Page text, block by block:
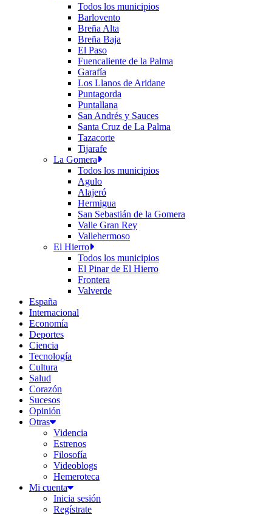
Todos los municipios
Barlovento
Breña Alta
Breña Baja
El Paso
Fuencaliente de la Palma
Garafía
Los Llanos de Aridane
Puntagorda
Puntallana
San Andrés y Sauces
Santa Cruz de La Palma
Tazacorte
Tijarafe
La Gomera
Todos los municipios
Agulo
Alajeró
Hermigua
San Sebastián de la Gomera
Valle Gran Rey
Vallehermoso
El Hierro
Todos los municipios
El Pinar de El Hierro
Frontera
Valverde
España
Internacional
Economía
Deportes
Ciencia
Tecnología
Cultura
Salud
Corazón
Sucesos
Opinión
Otras
Videncia
Estrenos
Filosofía
Videoblogs
Hemeroteca
Mi cuenta
Inicia sesión
Regístrate